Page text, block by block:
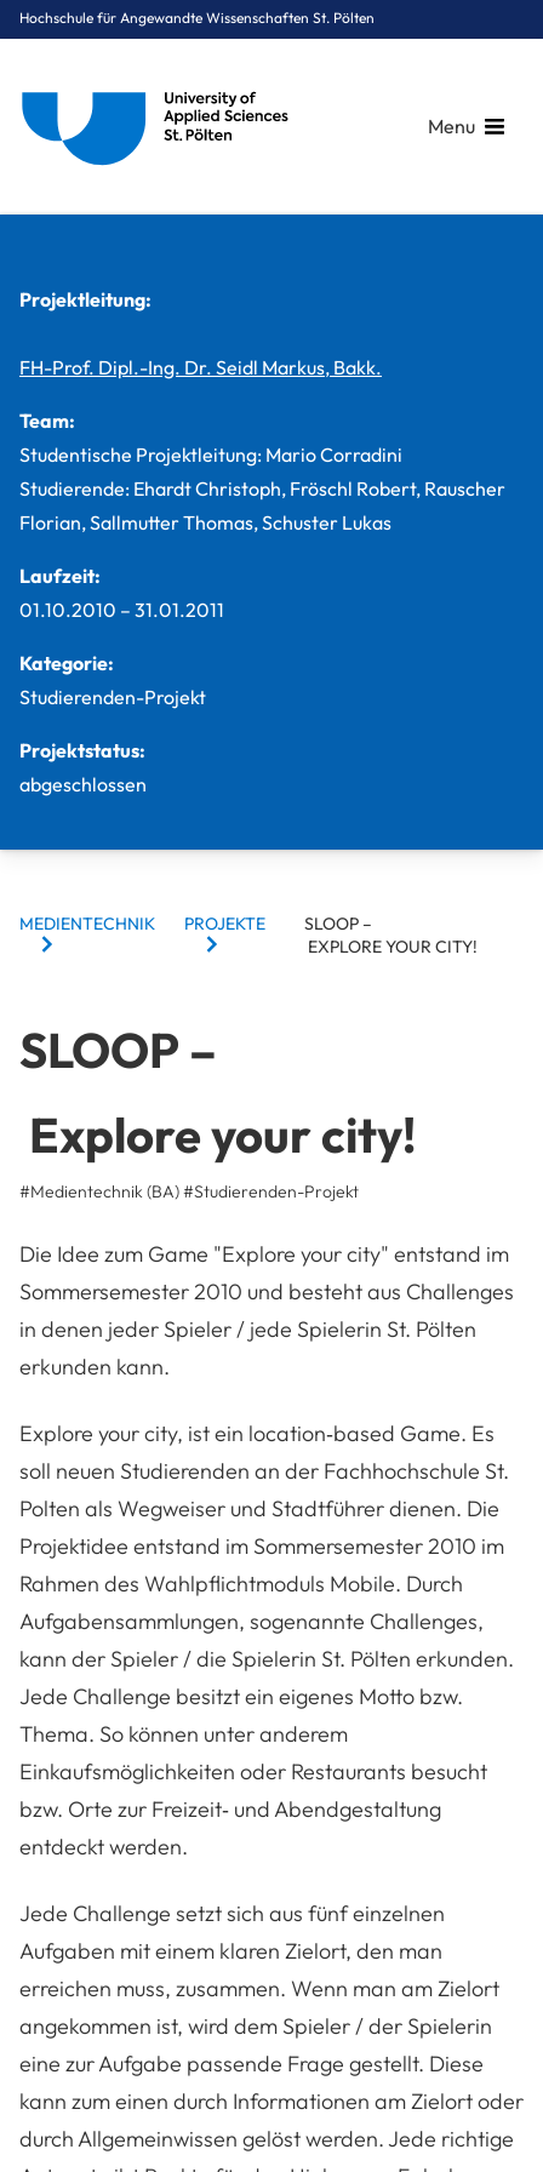
Hochschule für Angewandte Wissenschaften St. Pölten
Menu
Projektleitung:
FH-Prof. Dipl.-Ing. Dr. Seidl Markus, Bakk.
Team:
Studentische Projektleitung: Mario Corradini
Studierende: Ehardt Christoph, Fröschl Robert, Rauscher
Florian, Sallmutter Thomas, Schuster Lukas
Laufzeit:
01.10.2010 – 31.01.2011
Kategorie:
Studierenden-Projekt
Projektstatus:
abgeschlossen
BREADCRUMBS
MEDIENTECHNIK PROJEKTE
SLOOP –
EXPLORE YOUR CITY!
SLOOP –
Explore your city!
#Medientechnik (BA)#Studierenden-Projekt
Die Idee zum Game "Explore your city" entstand im
Sommersemester 2010 und besteht aus Challenges
in denen jeder Spieler / jede Spielerin St. Pölten
erkunden kann.
Explore your city, ist ein location‐based Game. Es
soll neuen Studierenden an der Fachhochschule St.
Polten als Wegweiser und Stadtführer dienen. Die
Projektidee entstand im Sommersemester 2010 im
Rahmen des Wahlpflichtmoduls Mobile. Durch
Aufgabensammlungen, sogenannte Challenges,
kann der Spieler / die Spielerin St. Pölten erkunden.
Jede Challenge besitzt ein eigenes Motto bzw.
Thema. So können unter anderem
Einkaufsmöglichkeiten oder Restaurants besucht
bzw. Orte zur Freizeit‐ und Abendgestaltung
entdeckt werden.
Jede Challenge setzt sich aus fünf einzelnen
Aufgaben mit einem klaren Zielort, den man
erreichen muss, zusammen. Wenn man am Zielort
angekommen ist, wird dem Spieler / der Spielerin
eine zur Aufgabe passende Frage gestellt. Diese
kann zum einen durch Informationen am Zielort oder
durch Allgemeinwissen gelöst werden. Jede richtige